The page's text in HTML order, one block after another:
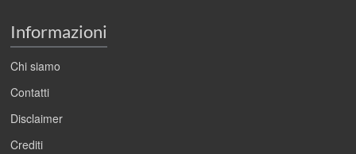
Informazioni
Chi siamo
Contatti
Disclaimer
Crediti